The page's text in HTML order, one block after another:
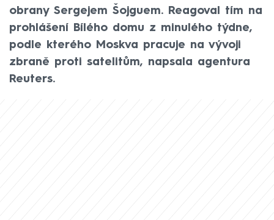
obrany Sergejem Šojguem. Reagoval tím na
prohlášení Bílého domu z minulého týdne,
podle kterého Moskva pracuje na vývoji
zbraně proti satelitům, napsala agentura
Reuters.